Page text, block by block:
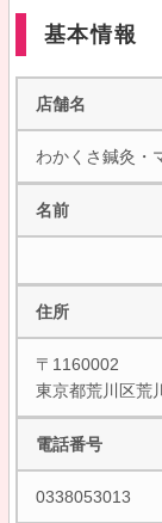
基本情報
店舗名
わかくさ鍼灸・
名前
住所
〒1160002
東京都荒川区荒
電話番号
0338053013